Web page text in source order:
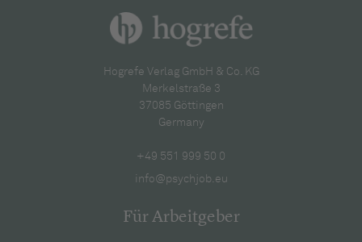
Hogrefe Verlag GmbH & Co. KG
Merkelstraße 3
37085 Göttingen
Germany
+49 551 999 50 0
info@psychjob.eu
Für Arbeitgeber